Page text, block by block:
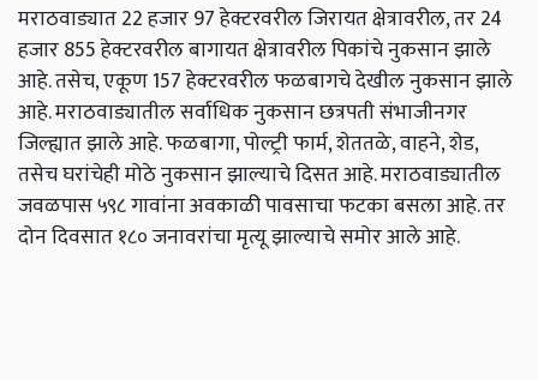
मराठवाड्यात 22 हजार 97 हेक्टरवरील जिरायत क्षेत्रावरील, तर 24
हजार 855 हेक्टरवरील बागायत क्षेत्रावरील पिकांचे नुकसान झाले
आहे. तसेच, एकूण 157 हेक्टरवरील फळबागचे देखील नुकसान झाले
आहे. मराठवाड्यातील सर्वाधिक नुकसान छत्रपती संभाजीनगर
जिल्ह्यात झाले आहे. फळबागा, पोल्ट्री फार्म, शेततळे, वाहने, शेड,
तसेच घरांचेही मोठे नुकसान झाल्याचे दिसत आहे. मराठवाड्यातील
जवळपास ५९८ गावांना अवकाळी पावसाचा फटका बसला आहे. तर
दोन दिवसात १८० जनावरांचा मृत्यू झाल्याचे समोर आले आहे.